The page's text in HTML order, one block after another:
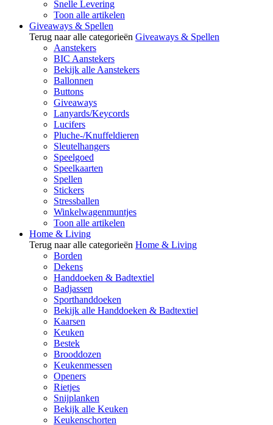
Snelle Levering
Toon alle artikelen
Giveaways & Spellen
Terug naar alle categorieën Giveaways & Spellen
Aanstekers
BIC Aanstekers
Bekijk alle Aanstekers
Ballonnen
Buttons
Giveaways
Lanyards/Keycords
Lucifers
Pluche-/Knuffeldieren
Sleutelhangers
Speelgoed
Speelkaarten
Spellen
Stickers
Stressballen
Winkelwagenmuntjes
Toon alle artikelen
Home & Living
Terug naar alle categorieën Home & Living
Borden
Dekens
Handdoeken & Badtextiel
Badjassen
Sporthanddoeken
Bekijk alle Handdoeken & Badtextiel
Kaarsen
Keuken
Bestek
Brooddozen
Keukenmessen
Openers
Rietjes
Snijplanken
Bekijk alle Keuken
Keukenschorten